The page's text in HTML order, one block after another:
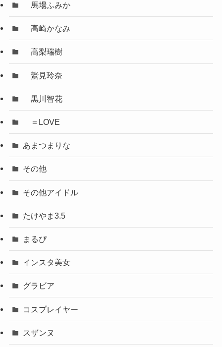
馬場ふみか
高崎かなみ
高梨瑞樹
鷲見玲奈
黒川智花
＝LOVE
あまつまりな
その他
その他アイドル
たけやま3.5
まるぴ
インスタ美女
グラビア
コスプレイヤー
スザンヌ